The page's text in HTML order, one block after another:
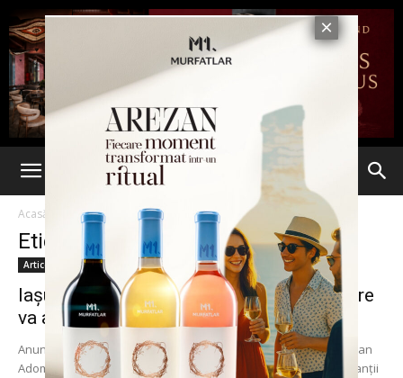
Acasă Etichete Presedinte CJ Iasi
Etichetă: presedinte CJ Iasi
Articole
Iaşul, singurul oraş din zona Moldovei care
va avea un aeroport...
Anunţul a fost făcut de preşedintele Consiliului Judeţean, Cristian
Adomniţei, care a mai precizat că, după discuțiile cu reprezentanţii